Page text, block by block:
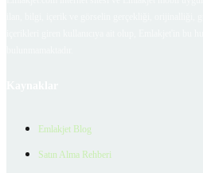
Emlakjet Blog
Satın Alma Rehberi